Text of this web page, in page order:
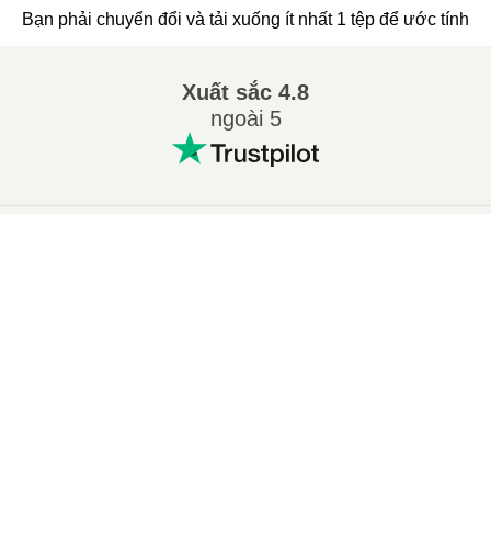
Bạn phải chuyển đổi và tải xuống ít nhất 1 tệp để ước tính
Xuất sắc 4.8
ngoài 5